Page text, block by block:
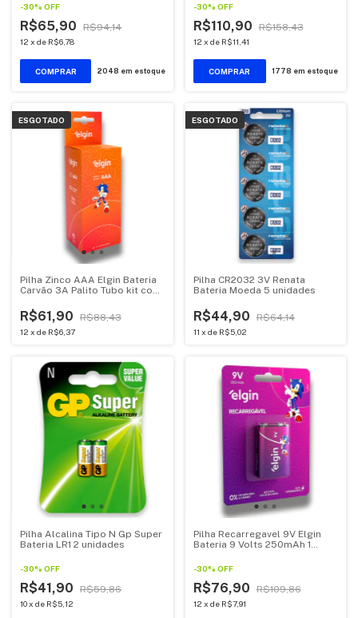
-30% OFF
R$65,90 R$94,14
12 x de R$6,78
2048 em estoque
-30% OFF
R$110,90 R$158,43
12 x de R$11,41
1778 em estoque
ESGOTADO
Pilha Zinco AAA Elgin Bateria
Carvão 3A Palito Tubo kit com
R$61,90 R$88,43
12 x de R$6,37
ESGOTADO
Pilha CR2032 3V Renata
Bateria Moeda 5 unidades
R$44,90 R$64,14
11 x de R$5,02
Pilha Alcalina Tipo N Gp Super
Bateria LR1 2 unidades
-30% OFF
R$41,90 R$59,86
10x de R$5,12
Pilha Recarregavel 9V Elgin
Bateria 9 Volts 250mAh 1
-30% OFF
R$76,90 R$109,86
12 x de R$7,91